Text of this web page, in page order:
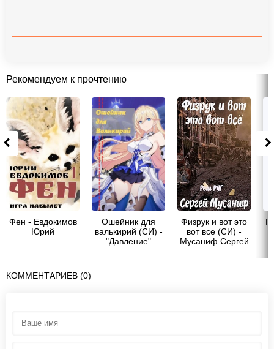
Рекомендуем к прочтению
Фен - Евдокимов
Юрий
Ошейник для
валькирий (СИ) -
"Давление"
Физрук и вот это
вот все (СИ) -
Мусаниф Сергей
КОММЕНТАРИЕВ (0)